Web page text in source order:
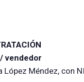
vendedor
Méndez, con